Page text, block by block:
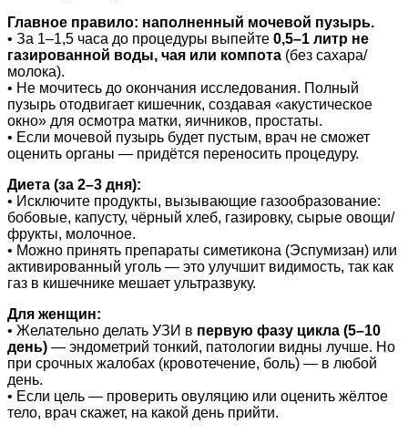
Главное правило: наполненный мочевой пузырь.
• За 1–1,5 часа до процедуры выпейте 0,5–1 литр не
газированной воды, чая или компота (без сахара/
молока).
• Не мочитесь до окончания исследования. Полный
пузырь отодвигает кишечник, создавая «акустическое
окно» для осмотра матки, яичников, простаты.
• Если мочевой пузырь будет пустым, врач не сможет
оценить органы — придётся переносить процедуру.
Диета (за 2–3 дня):
• Исключите продукты, вызывающие газообразование:
бобовые, капусту, чёрный хлеб, газировку, сырые овощи/
фрукты, молочное.
• Можно принять препараты симетикона (Эспумизан) или
активированный уголь — это улучшит видимость, так как
газ в кишечнике мешает ультразвуку.
Для женщин:
• Желательно делать УЗИ в первую фазу цикла (5–10
день) — эндометрий тонкий, патологии видны лучше. Но
при срочных жалобах (кровотечение, боль) — в любой
день.
• Если цель — проверить овуляцию или оценить жёлтое
тело, врач скажет, на какой день прийти.